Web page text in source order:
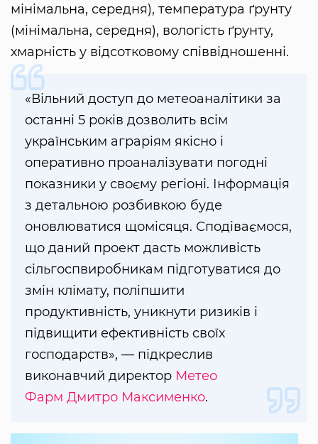
мінімальна, середня), температура ґрунту
(мінімальна, середня), вологість ґрунту,
хмарність у відсотковому співвідношенні.
«Вільний доступ до метеоаналітики за
останні 5 років дозволить всім
українським аграріям якісно і
оперативно проаналізувати погодні
показники у своєму регіоні. Інформація
з детальною розбивкою буде
оновлюватися щомісяця. Сподіваємося,
що даний проект дасть можливість
сільгоспвиробникам підготуватися до
змін клімату, поліпшити
продуктивність, уникнути ризиків і
підвищити ефективність своїх
господарств», — підкреслив
виконавчий директор Метео
Фарм Дмитро Максименко.